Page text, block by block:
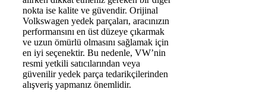
nokta ise kalite ve güvendir. Orijinal
Volkswagen yedek parçaları, aracınızın
performansını en üst düzeye çıkarmak
ve uzun ömürlü olmasını sağlamak için
en iyi seçenektir. Bu nedenle, VW’nin
resmi yetkili satıcılarından veya
güvenilir yedek parça tedarikçilerinden
alışveriş yapmanız önemlidir.